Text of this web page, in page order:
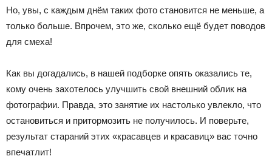
Но, увы, с каждым днём таких фото становится не меньше, а
только больше. Впрочем, это же, сколько ещё будет поводов
для смеха!
Как вы догадались, в нашей подборке опять оказались те,
кому очень захотелось улучшить свой внешний облик на
фотографии. Правда, это занятие их настолько увлекло, что
остановиться и притормозить не получилось. И поверьте,
результат стараний этих «красавцев и красавиц» вас точно
впечатлит!